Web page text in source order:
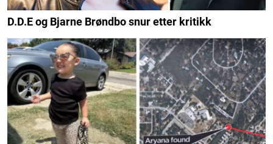
D.D.E og Bjarne Brøndbo snur etter kritikk